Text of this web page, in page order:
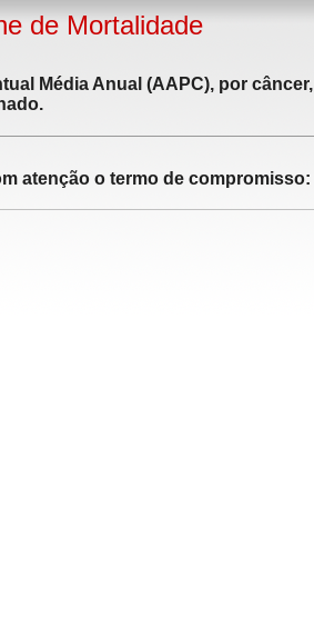
de Mortalidade
Média Anual (AAPC), por
atenção o termo de compromisso: